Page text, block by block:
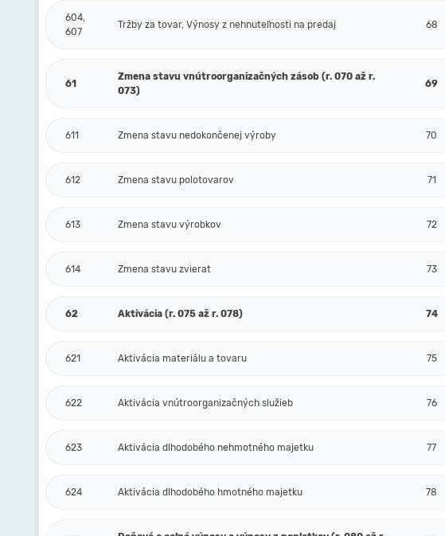
604,
607
Tržby za tovar, Výnosy z nehnuteľnosti na predaj 68
61
Zmena stavu vnútroorganizačných zásob (r. 070 až r.
073)
69
611 Zmena stavu nedokončenej výroby 70
612 Zmena stavu polotovarov 71
613 Zmena stavu výrobkov 72
614 Zmena stavu zvierat 73
62 Aktivácia (r. 075 až r. 078) 74
621 Aktivácia materiálu a tovaru 75
622 Aktivácia vnútroorganizačných služieb 76
623 Aktivácia dlhodobého nehmotného majetku 77
624 Aktivácia dlhodobého hmotného majetku 78